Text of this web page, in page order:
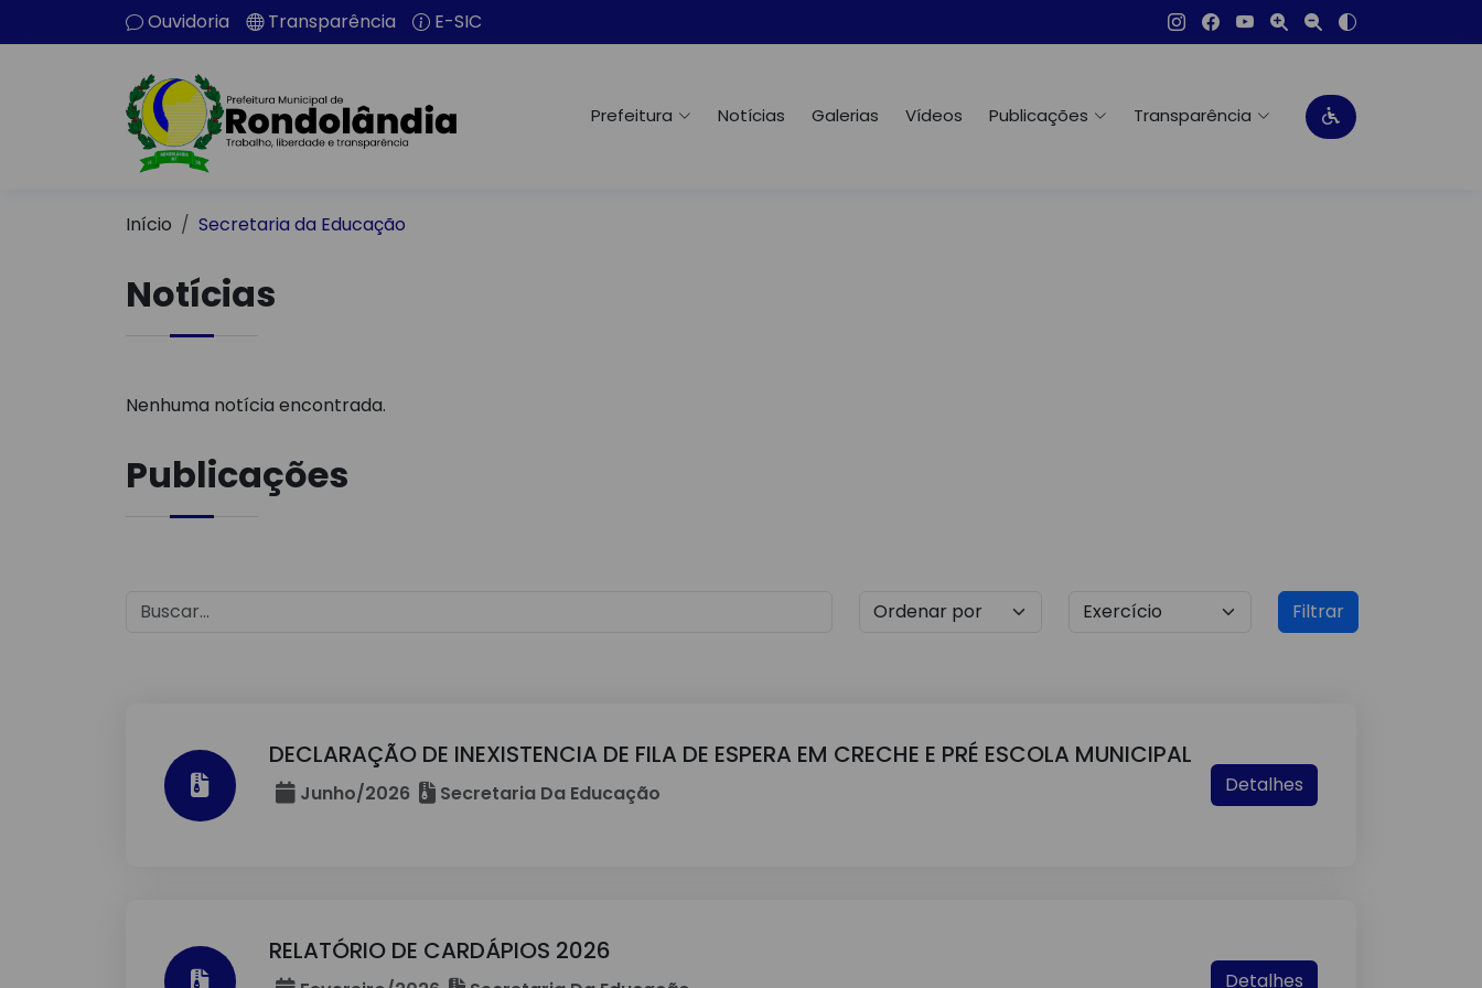
Ouvidoria Transparência E-SIC
Prefeitura Notícias Galerias Vídeos Publicações Transparência
Início Secretaria da Educação
Notícias
Nenhuma notícia encontrada.
Publicações
Filtrar
DECLARAÇÃO DE INEXISTENCIA DE FILA DE ESPERA EM CRECHE E PRÉ ESCOLA MUNICIPAL
Junho/2026 Secretaria Da Educação Detalhes
RELATÓRIO DE CARDÁPIOS 2026
Detalhes